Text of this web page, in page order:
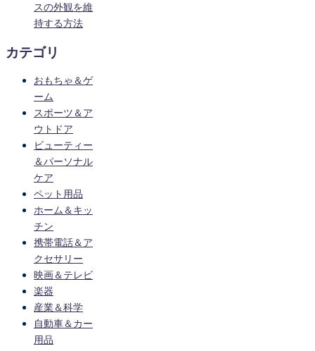
スの外観を維
持する方法
カテゴリ
おもちゃ＆ゲ
ーム
スポーツ＆ア
ウトドア
ビューティー
＆パーソナル
ケア
ペット用品
ホーム＆キッ
チン
携帯電話＆ア
クセサリー
映画＆テレビ
楽器
産業＆科学
自動車＆カー
用品